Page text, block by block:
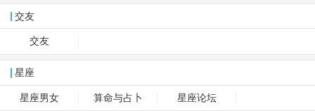
交友
交友
星座
星座男女 算命与占卜 星座论坛